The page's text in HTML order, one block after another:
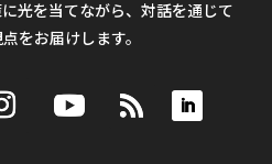
光を当てながら、対話を通じて
をお届けします。